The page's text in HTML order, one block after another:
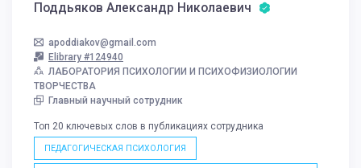
Поддьяков Александр Николаевич
apoddiakov@gmail.com
Elibrary #124940
ЛАБОРАТОРИЯ ПСИХОЛОГИИ И ПСИХОФИЗИОЛОГИИ
ТВОРЧЕСТВА
Главный научный сотрудник
Топ 20 ключевых слов в публикациях сотрудника
ПЕДАГОГИЧЕСКАЯ ПСИХОЛОГИЯ